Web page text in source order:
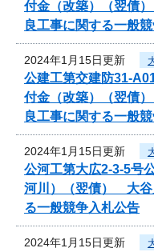
付金（改築）（翌債
良工事に関する一般
2024年1月15日更新
公建工第交建防31-
付金（改築）（翌債
良工事に関する一般
2024年1月15日更新
公河工第大広2-3-5号
河川）（翌債） 大
る一般競争入札公告
2024年1月15日更新